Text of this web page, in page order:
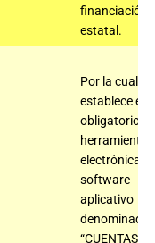
financiación
estatal.
Por la cual se
establece el
obligatorio
herramienta
electrónica,
software
aplicativo
denominado
“CUENTAS